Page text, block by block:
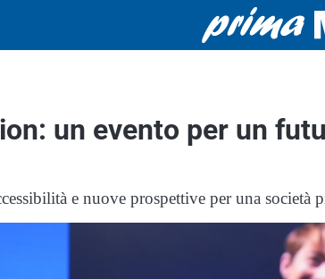
un evento per un
e nuove prospettive per una società